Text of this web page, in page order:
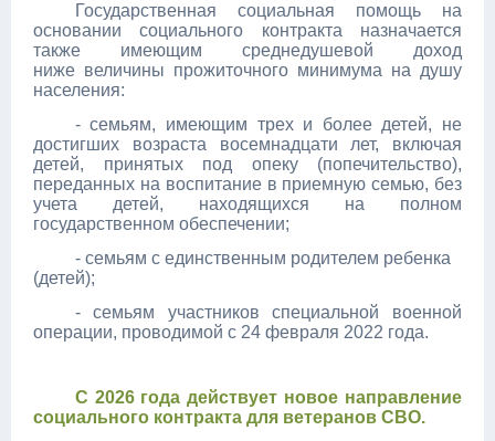
Государственная социальная помощь на
основании социального контракта назначается
также имеющим среднедушевой доход
ниже величины прожиточного минимума на душу
населения:
- семьям, имеющим трех и более детей, не
достигших возраста восемнадцати лет, включая
детей, принятых под опеку (попечительство),
переданных на воспитание в приемную семью, без
учета детей, находящихся на полном
государственном обеспечении;
- семьям с единственным родителем ребенка
(детей);
- семьям участников специальной военной
операции, проводимой с 24 февраля 2022 года.
С 2026 года действует новое направление
социального контракта для ветеранов СВО.